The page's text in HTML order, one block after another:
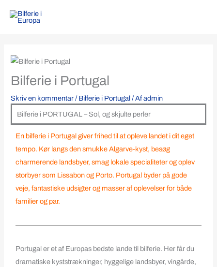
Bilferie i Portugal
Skriv en kommentar /Bilferie i Portugal/ Afadmin
Bilferie i PORTUGAL – Sol, og skjulte perler
En bilferie i Portugalgiver frihed til at opleve landet i dit eget
tempo. Kør langs den smukke Algarve-kyst, besøg
charmerende landsbyer, smag lokale specialiteter og oplev
storbyer som Lissabonog Porto. Portugal byder på gode
veje, fantastiske udsigter og masser af oplevelser for både
familier og par.
Portugal er et af Europas bedste lande til bilferie. Her får du
dramatiske kyststrækninger, hyggelige landsbyer, vingårde,